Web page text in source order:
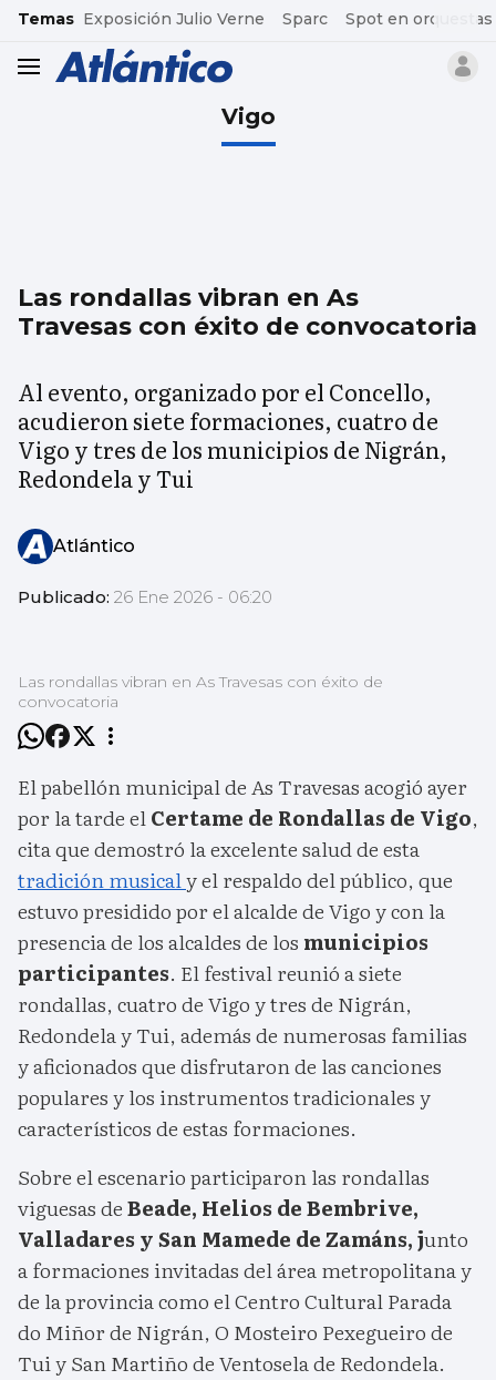
common.go-to-content
Temas Exposición Julio Verne Sparc Spot en orquestas
header.menu.open
Vigo
Las rondallas vibran en As
Travesas con éxito de convocatoria
Al evento, organizado por el Concello,
acudieron siete formaciones, cuatro de
Vigo y tres de los municipios de Nigrán,
Redondela y Tui
Atlántico
Publicado: 26 Ene 2026 - 06:20
Las rondallas vibran en As Travesas con éxito de
convocatoria
El pabellón municipal de As Travesas acogió ayer
por la tarde elCertame de Rondallas de Vigo,
cita que demostró la excelente salud de esta
tradición musicaly el respaldo del público, que
estuvo presidido por el alcalde de Vigo y con la
presencia de los alcaldes de los municipios
participantes. El festival reunió a siete
rondallas, cuatro de Vigo y tres de Nigrán,
Redondela y Tui, además de numerosas familias
y aficionados que disfrutaron de las canciones
populares y los instrumentos tradicionales y
característicos de estas formaciones.
Sobre el escenario participaron las rondallas
viguesas deBeade, Helios de Bembrive,
Valladares y San Mamede de Zamáns, junto
a formaciones invitadas del área metropolitana y
de la provincia como el Centro Cultural Parada
do Miñor de Nigrán, O Mosteiro Pexegueiro de
Tui y San Martiño de Ventosela de Redondela.